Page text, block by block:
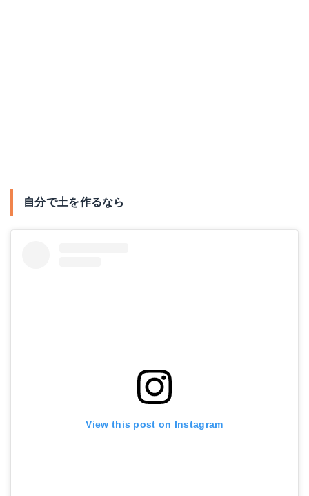
自分で土を作るなら
View this post on Instagram